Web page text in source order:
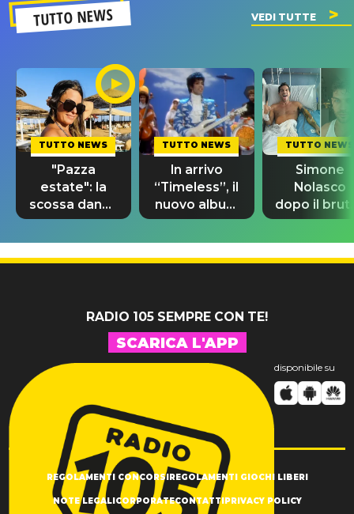
TUTTO NEWS VEDI TUTTE
TUTTO NEWS
"Pazza
estate": la
scossa dance
di Sara
Tommasi
TUTTO NEWS
In arrivo
“Timeless”, il
nuovo album
di Prince con
10 brani
inediti
TUTTO NEWS
Simone
Nolasco
dopo il
incidente:
"Sono così
grato alla
RADIO 105 SEMPRE CON TE!
SCARICA L'APP
disponibile su
REGOLAMENTI CONCORSI REGOLAMENTI GIOCHI LIBERI
NOTE LEGALI CORPORATECONTATTI PRIVACY POLICY